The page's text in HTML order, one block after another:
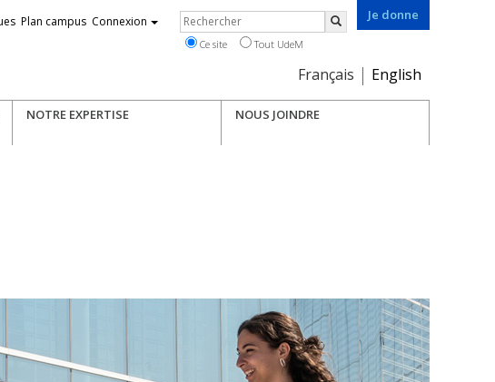
Je donne
Choix
de
la
Français English
Plan campus Connexion Rechercher
Ce site Tout UdeM
NOTRE EXPERTISE NOUS JOINDRE